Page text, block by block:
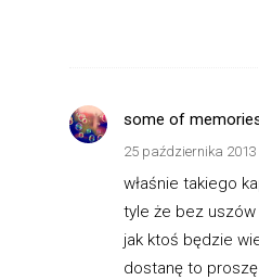
some of
25 października 2013
właśnie takiego
tyle że bez uszów
jak ktoś będzie
dostanę to